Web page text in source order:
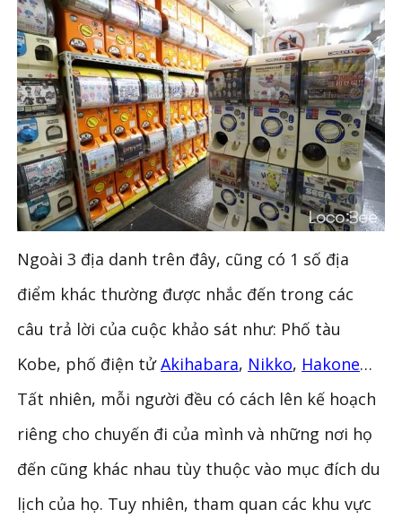
Ngoài 3 địa danh trên đây, cũng có 1 số địa
điểm khác thường được nhắc đến trong các
câu trả lời của cuộc khảo sát như: Phố tàu
Kobe, phố điện tửAkihabara, Nikko, Hakone…
Tất nhiên, mỗi người đều có cách lên kế hoạch
riêng cho chuyến đi của mình và những nơi họ
đến cũng khác nhau tùy thuộc vào mục đích du
lịch của họ. Tuy nhiên, tham quan các khu vực